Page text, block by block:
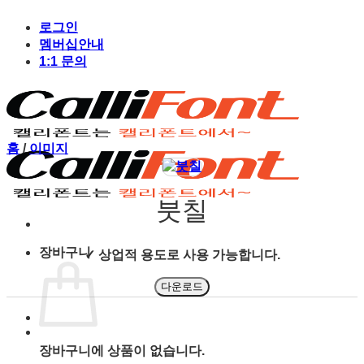
content
로그인
멤버십안내
1:1 문의
장바구니
장바구니에 상품이 없습니다.
홈 / 이미지
붓칠
✓ 상업적 용도로 사용 가능합니다.
다운로드